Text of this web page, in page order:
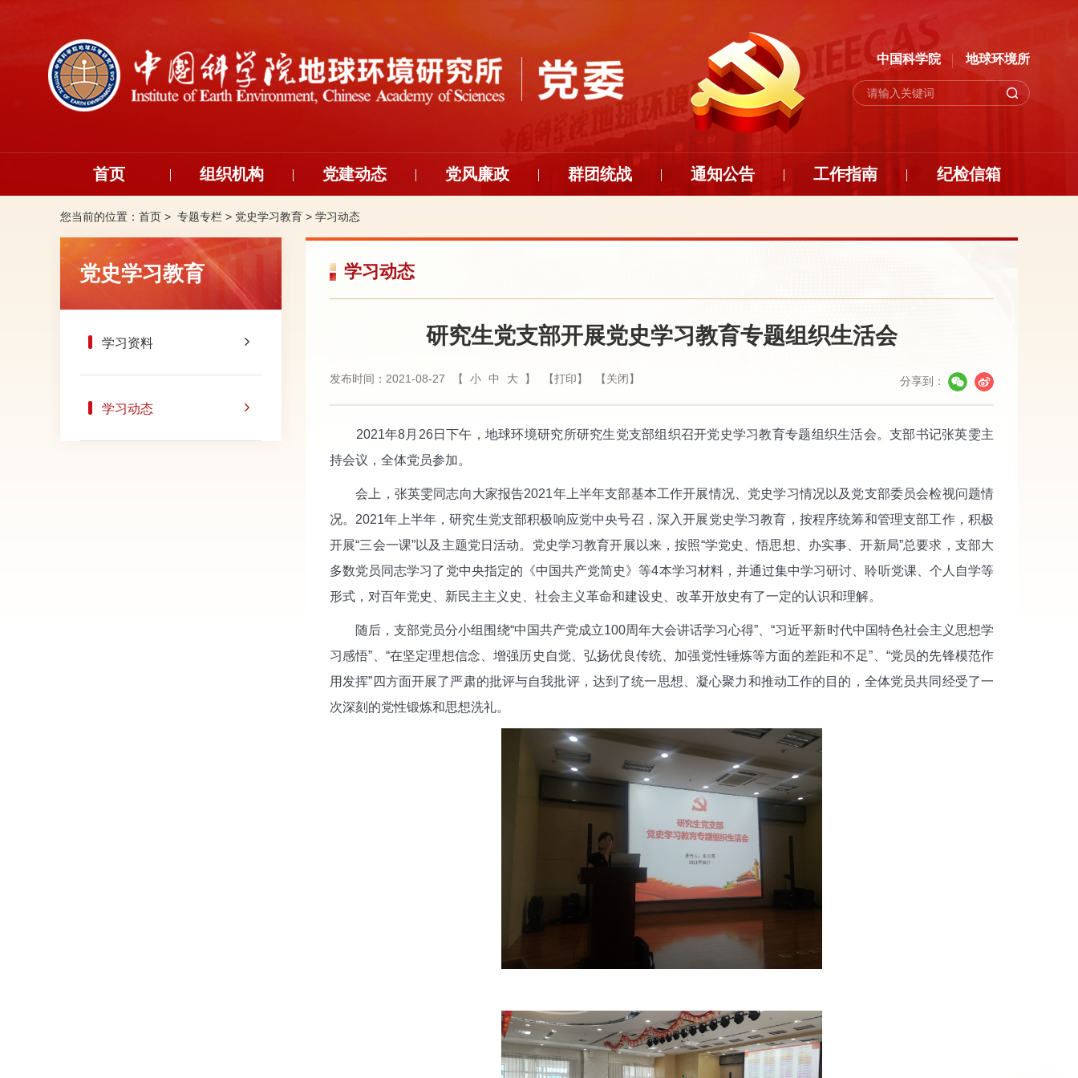
中国科学院 地球环境所
首页 组织机构 党建动态 党风廉政 群团统战 通知公告 工作指南 纪检信箱
您当前的位置： 首页 > 专题专栏 > 党史学习教育 > 学习动态
党史学习教育
学习资料
学习动态
学习动态
研究生党支部开展党史学习教育专题组织生活会
发布时间：2021-08-27 【 小 中 大 】 【打印】 【关闭】 分享到：
2021年8月26日下午，地球环境研究所研究生党支部组织召开党史学习教育专题组织生活会。支部书记张英雯主
持会议，全体党员参加。
会上，张英雯同志向大家报告2021年上半年支部基本工作开展情况、党史学习情况以及党支部委员会检视问题情
况。2021年上半年，研究生党支部积极响应党中央号召，深入开展党史学习教育，按程序统筹和管理支部工作，积极
开展“三会一课”以及主题党日活动。党史学习教育开展以来，按照“学党史、悟思想、办实事、开新局”总要求，支部大
多数党员同志学习了党中央指定的《中国共产党简史》等4本学习材料，并通过集中学习研讨、聆听党课、个人自学等
形式，对百年党史、新民主主义史、社会主义革命和建设史、改革开放史有了一定的认识和理解。
随后，支部党员分小组围绕“中国共产党成立100周年大会讲话学习心得”、“习近平新时代中国特色社会主义思想学
习感悟”、“在坚定理想信念、增强历史自觉、弘扬优良传统、加强党性锤炼等方面的差距和不足”、“党员的先锋模范作
用发挥”四方面开展了严肃的批评与自我批评，达到了统一思想、凝心聚力和推动工作的目的，全体党员共同经受了一
次深刻的党性锻炼和思想洗礼。